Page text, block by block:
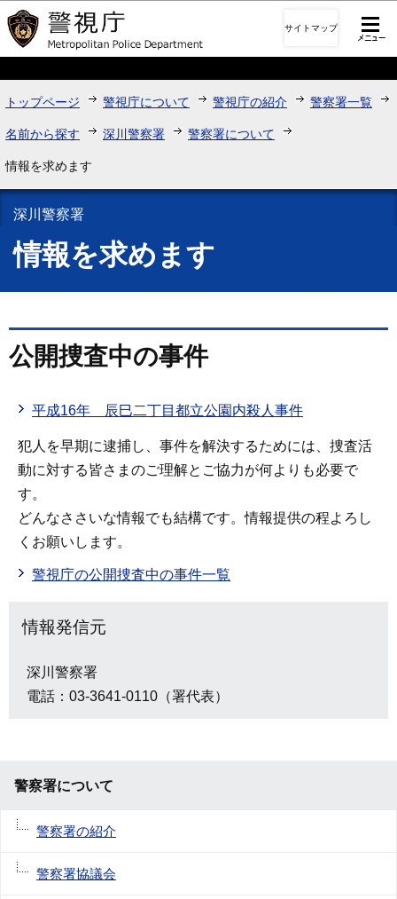
このページの本文へ移動
サイトマップ
トップページ 警視庁について 警視庁の紹介 警察署一覧
名前から探す 深川警察署 警察署について
情報を求めます
深川警察署
情報を求めます
公開捜査中の事件
平成16年 辰巳二丁目都立公園内殺人事件
犯人を早期に逮捕し、事件を解決するためには、捜査活
動に対する皆さまのご理解とご協力が何よりも必要で
す。
どんなささいな情報でも結構です。情報提供の程よろし
くお願いします。
警視庁の公開捜査中の事件一覧
情報発信元
深川警察署
電話：03-3641-0110（署代表）
警察署について
警察署の紹介
警察署協議会